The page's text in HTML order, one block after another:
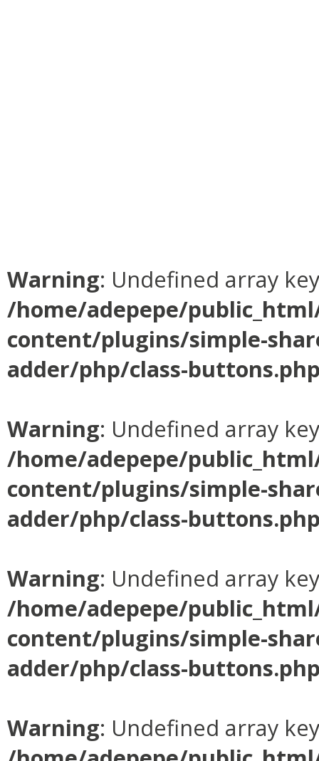
Warning: Undefined array
/home/adepepe/
content/plugins/simple-
adder/php/class-
Warning: Undefined array
/home/adepepe/
content/plugins/simple-
adder/php/class-
Warning: Undefined array
/home/adepepe/
content/plugins/simple-
adder/php/class-
Warning: Undefined array